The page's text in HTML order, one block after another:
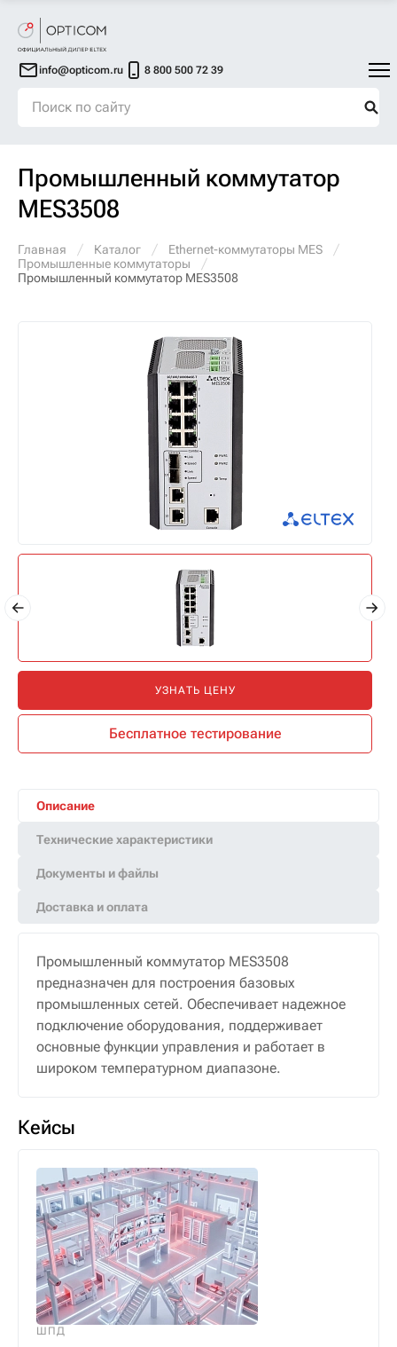
info@opticom.ru 8 800 500 72 39
Промышленный коммутатор
MES3508
Главная Каталог
Ethernet-коммутаторы MES
Промышленные коммутаторы
Промышленный коммутатор MES3508
УЗНАТЬ ЦЕНУ
Бесплатное тестирование
Описание
Технические характеристики
Документы и файлы
Доставка и оплата
Промышленный коммутатор MES3508
предназначен для построения базовых
промышленных сетей. Обеспечивает надежное
подключение оборудования, поддерживает
основные функции управления и работает в
широком температурном диапазоне.
Кейсы
ШПД